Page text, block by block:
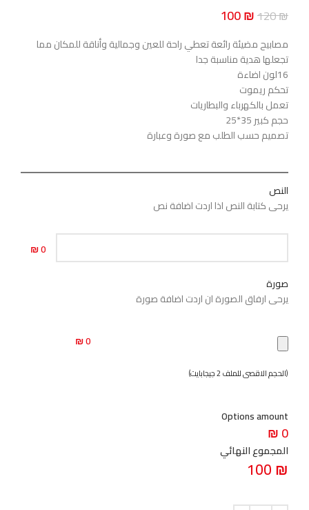
120₪
100₪
مصابيح مضيئة رائعة تعطي راحة للعين وجمالية وأناقة للمكان مما
تجعلها هدية مناسبة جدا
16لون اضاءة
تحكم ريموت
تعمل بالكهرباء والبطاريات
حجم كبير 35*25
تصميم حسب الطلب مع صورة وعبارة
النص
يرحى كتابة النص اذا اردت اضافة نص
0 ₪
صورة
يرحى ارفاق الصورة ان اردت اضافة صورة
(الحجم الاقصى للملف 2 جيجابايت)
0 ₪
Options amount
0 ₪
المجموع النهائي
100₪